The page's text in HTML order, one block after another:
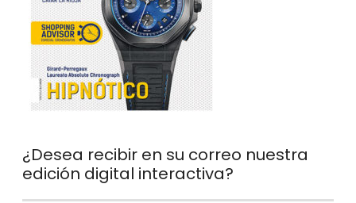
¿Desea recibir en su correo nuestra
edición digital interactiva?